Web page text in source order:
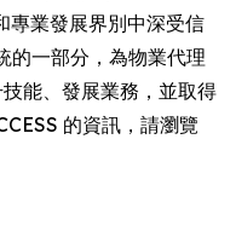
專業發展界別中深受信
的一部分，為物業代理
能、發展業務，並取得
的資訊，請瀏覽